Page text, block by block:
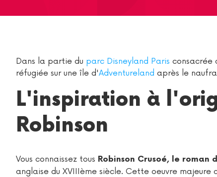
Dans la partie du parc Disneyland Paris consacrée
réfugiée sur une île d'Adventureland après le
L'inspiration à
Robinson
Vous connaissez tous Robinson Crusoé, le
anglaise du XVIIIème siècle. Cette oeuvre